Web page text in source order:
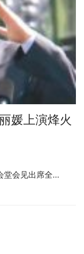
媛上演烽火
堂会见出席全…